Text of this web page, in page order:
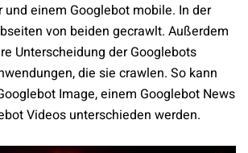
und einem Googlebot mobile. In der
von beiden gecrawlt. Außerdem
Unterscheidung der Googlebots
die sie crawlen. So kann
Image, einem Googlebot News
Videos unterschieden werden.